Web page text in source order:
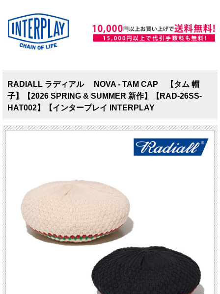
RADIALL ラディアル NOVA - TAM CAP 【タム 帽
子】【2026 SPRING & SUMMER 新作】【RAD-26SS-
HAT002】【インタープレイ INTERPLAY